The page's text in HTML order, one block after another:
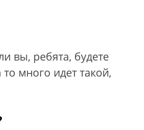
вы, ребята, будете
много идет такой,